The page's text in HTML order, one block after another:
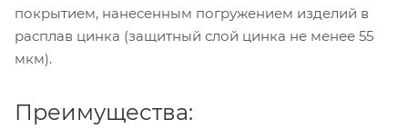
покрытием, нанесенным погружением изделий в
расплав цинка (защитный слой цинка не менее 55
мкм).
Преимущества: